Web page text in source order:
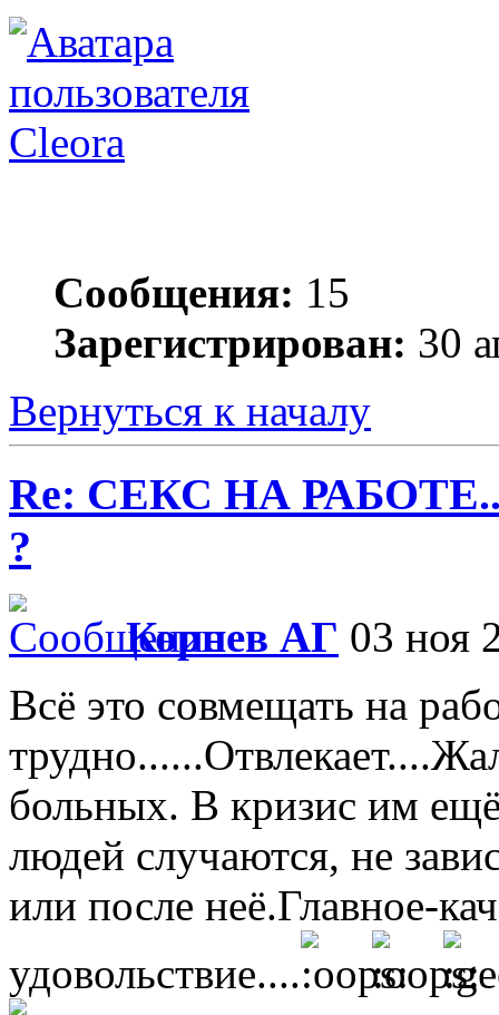
Cleora
Сообщения: 15
Зарегистрирован: 30
Вернуться к началу
Re: СЕКС НА
?
Корнев АГ 03 ноя
Всё это совмещать на
больных. В кризис им
людей случаются, не
или после неё.Главное-
удовольствие....